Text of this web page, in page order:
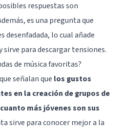
respuestas son
es una pregunta que
desenfadada, lo cual añade
sirve para descargar tensiones.
de música favoritas?
señalan que los gustos
en la creación de grupos de
más jóvenes son sus
sirve para conocer mejor a la